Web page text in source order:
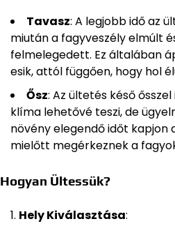
Tavasz: A legjobb idő az
miután a fagyveszély elmúlt
felmelegedett. Ez általában
esik, attól függően, hogy hol
Ősz: Az ültetés késő
klíma lehetővé teszi, de
növény elegendő időt kapjon
mielőtt megérkeznek a
Hogyan Ültessük?
Hely Kiválasztása: